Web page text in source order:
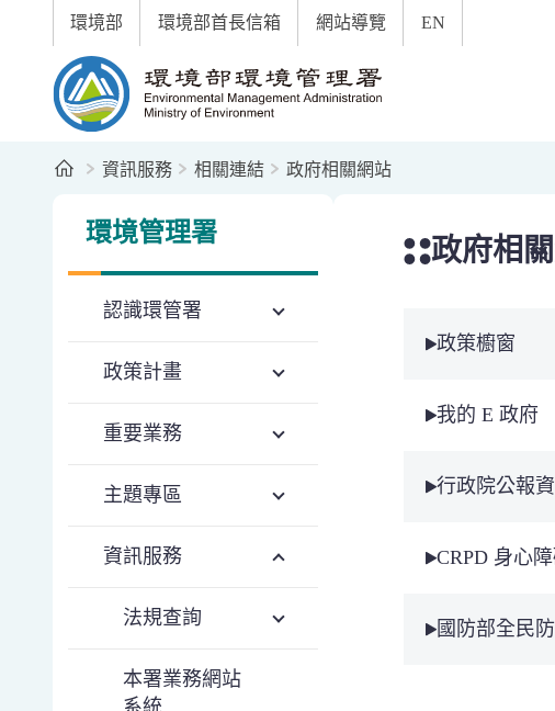
跳到主要內容區塊
環境部 環境部首長信箱 網站導覽
EN
首頁資訊服務 相關連結 政府相關網站
環境管理署
認識環管署
政策計畫
重要業務
主題專區
資訊服務
法規查詢
本署業務網站
政府相
政策櫥窗
我的 E 政府
行政院公報
CRPD 身心
國防部全民